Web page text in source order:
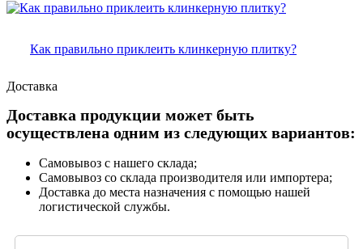
Как правильно приклеить клинкерную плитку?
Доставка
Доставка продукции может быть
осуществлена одним из следующих вариантов:
Самовывоз с нашего склада;
Самовывоз со склада производителя или импортера;
Доставка до места назначения с помощью нашей
логистической службы.